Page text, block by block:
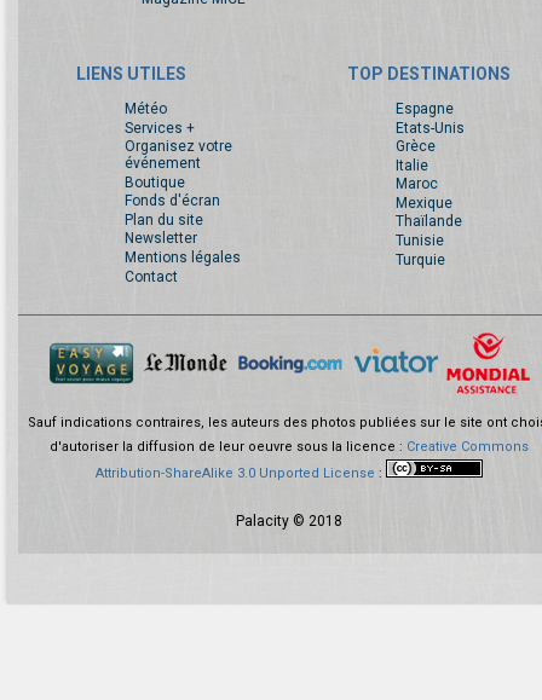
LIENS UTILES
Météo
Services +
Organisez votre
événement
Boutique
Fonds d'écran
Plan du site
Newsletter
Mentions légales
Contact
TOP DESTINATIONS
Espagne
Etats-Unis
Grèce
Italie
Maroc
Mexique
Thaïlande
Tunisie
Turquie
Sauf indications contraires, les auteurs des photos publiées sur le site ont
d'autoriser la diffusion de leur oeuvre sous la licence : Creative Commons
Attribution-ShareAlike 3.0 Unported License :
Palacity © 2018